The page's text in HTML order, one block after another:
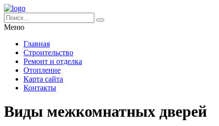
Меню
Главная
Строительство
Ремонт и отделка
Отопление
Карта сайта
Контакты
Виды межкомнатных дверей